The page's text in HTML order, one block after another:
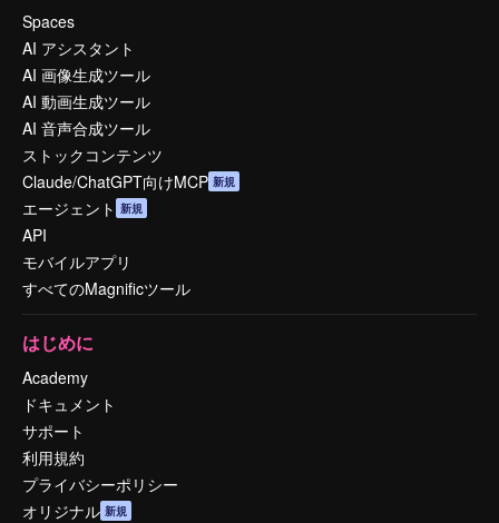
Spaces
AI アシスタント
AI 画像生成ツール
AI 動画生成ツール
AI 音声合成ツール
ストックコンテンツ
Claude/ChatGPT向けMCP 新規
エージェント 新規
API
モバイルアプリ
すべてのMagnificツール
はじめに
Academy
ドキュメント
サポート
利用規約
プライバシーポリシー
オリジナル 新規